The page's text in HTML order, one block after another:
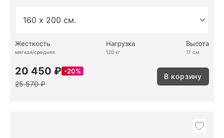
Жесткость
мягкая/средняя
Нагрузка
120 кг
Высота
17 см
20 450 ₽ 20%
25 570 ₽
В корзину